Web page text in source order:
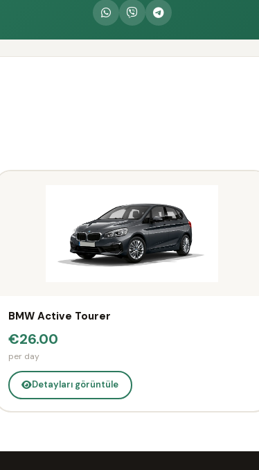
BMW Active Tourer
€26.00
per day
Detayları görüntüle